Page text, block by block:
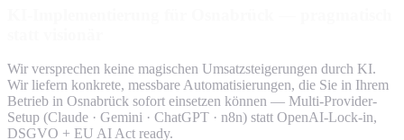
Wir versprechen keine magischen Umsatzsteigerungen durch KI.
Wir liefern konkrete, messbare Automatisierungen, die Sie in Ihrem
Betrieb in Osnabrück sofort einsetzen können — Multi-Provider-
Setup (Claude · Gemini · ChatGPT · n8n) statt OpenAI-Lock-in,
DSGVO + EU AI Act ready.